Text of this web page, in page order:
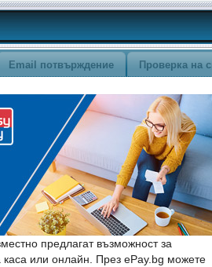
Email потвърждение Проверка на
предлагат възможност за
или онлайн. През ePay.bg можете